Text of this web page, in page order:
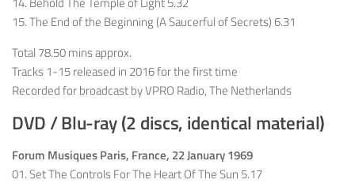
15. The End of the Beginning (A Saucerful of Secrets) 6.31
Total 78.50 mins approx.
Tracks 1-15 released in 2016 for the first time
Recorded for broadcast by VPRO Radio, The Netherlands
DVD / Blu-ray (2 discs, identical material)
Forum Musiques Paris, France, 22 January 1969
01. Set The Controls For The Heart Of The Sun 5.17